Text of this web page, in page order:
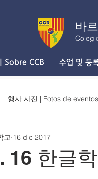
바
Sobre CCB 수업 및 등
행사 사진 | Fotos de eventos
16 한글
교 16 dic 2017